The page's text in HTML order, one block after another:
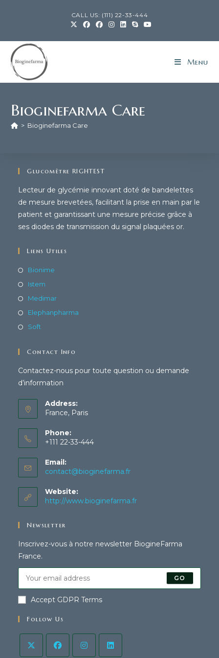
CALL US: (111) 22-33-444
Menu
Bioginefarma Care
> Bioginefarma Care
Glucomètre RIGHTEST
Lecteur de glycémie innovant doté de bandelettes
de mesure brevetées, facilitant la prise en main par le
patient et garantissant une mesure précise grâce à
ses diodes de transmission du signal plaquées or.
Liens Utiles
Bionime
Istem
Medimar
Elephanpharma
Soft
Contact Info
Contactez-nous pour toute question ou demande
d’information
Address:
France, Paris
Phone:
+111 22-33-444
Email:
contact@bioginefarma.fr
Website:
http://www.bioginefarma.fr
Newsletter
Inscrivez-vous à notre newsletter BiogineFarma
France.
GO
Accept GDPR Terms
Follow Us